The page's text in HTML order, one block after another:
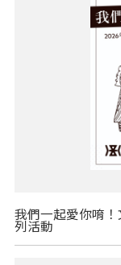
我們一起愛你唷
列活動